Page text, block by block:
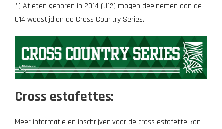
*) Atleten geboren in 2014 (U12) mogen deelnemen aan de
U14 wedstijd en de Cross Country Series.
Cross estafettes:
Meer informatie en inschrijven voor de cross estafette kan